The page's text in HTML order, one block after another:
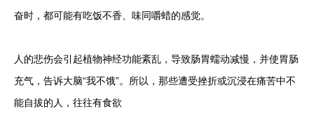
奋时，都可能有吃饭不香、味同嚼蜡的感觉。
人的悲伤会引起植物神经功能紊乱，导致肠胃蠕动减慢，并使胃肠
充气，告诉大脑“我不饿”。所以，那些遭受挫折或沉浸在痛苦中不
能自拔的人，往往有食欲